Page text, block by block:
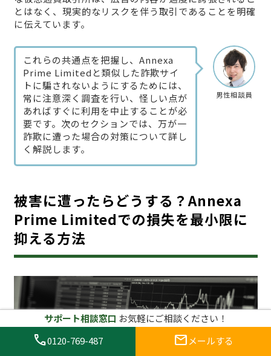
とはなく、現実的なリスクを伴う取引であることを明確
に伝えています。
男性相談員
これらの共通点を把握し、Annexa
Prime Limitedと類似した詐欺サイ
トに騙されないようにするためには、
常に注意深く調査を行い、怪しい点が
あればすぐに利用を中止することが必
要です。次のセクションでは、万が一
詐欺に遭った場合の対策について詳し
く解説します。
被害に遭ったらどうする？Annexa
Prime Limitedでの損失を最小限に
抑える方法
サポート相談窓口 お気軽にご相談ください！
call0120-769-487 mail メールする